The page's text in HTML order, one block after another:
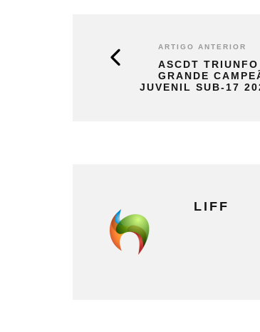
ARTIGO ANTERIOR
ASCDT
GRANDE
JUVENIL SUB-17
LIFF